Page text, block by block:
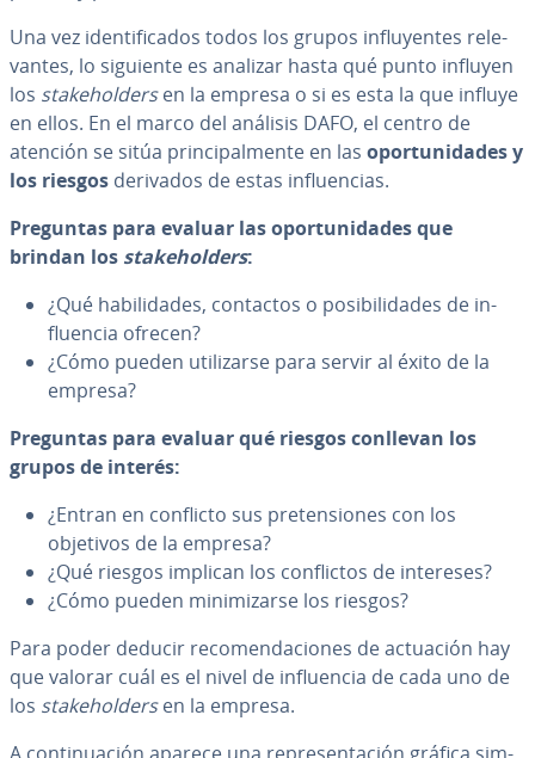
Una vez ide­n­ti­fi­ca­dos todos los grupos in­flu­ye­n­tes re­le­
va­n­tes, lo siguiente es analizar hasta qué punto influyen
los sta­keho­l­de­rsen la empresa o si es esta la que influye
en ellos. En el marco del análisis DAFO, el centro de
atención se sitúa pri­n­ci­pa­l­me­n­te en las opo­r­tu­ni­da­des y
los riesgos derivados de estas in­flue­n­cias.
Preguntas para evaluar las opo­r­tu­ni­da­des que
brindan los sta­keho­l­de­rs:
¿Qué ha­bi­li­da­des, contactos o po­si­bi­li­da­des de in­
flue­n­cia ofrecen?
¿Cómo pueden uti­li­zar­se para servir al éxito de la
empresa?
Preguntas para evaluar qué riesgos conllevan los
grupos de interés:
¿Entran en conflicto sus pre­te­n­sio­nes con los
objetivos de la empresa?
¿Qué riesgos implican los co­n­fli­c­tos de intereses?
¿Cómo pueden mi­ni­mi­zar­se los riesgos?
Para poder deducir re­co­me­n­da­cio­nes de actuación hay
que valorar cuál es el nivel de in­flue­n­cia de cada uno de
los sta­keho­l­de­rsen la empresa.